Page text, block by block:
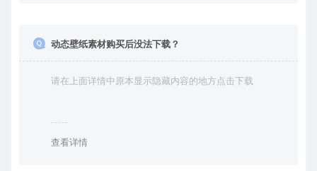
动态壁纸素材购买后没法下载？
请在上面详情中原本显示隐藏内容的地方点击下载
查看详情